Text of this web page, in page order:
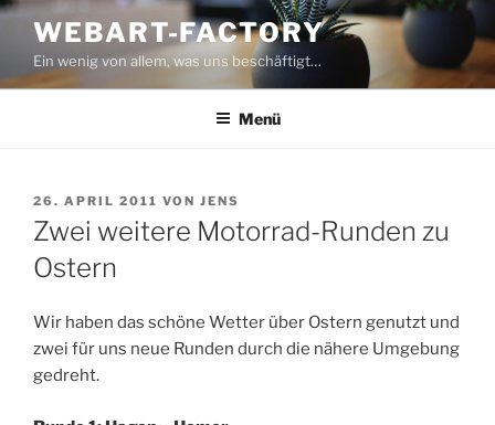
Zum
Inhalt
springen
WEBART-FACTORY
Ein wenig von allem, was uns beschäftigt…
Menü
VERÖFFENTLICHT
AM
26. APRIL 2011 VON JENS
Zwei weitere Motorrad-Runden zu
Ostern
Wir haben das schöne Wetter über Ostern genutzt und
zwei für uns neue Runden durch die nähere Umgebung
gedreht.